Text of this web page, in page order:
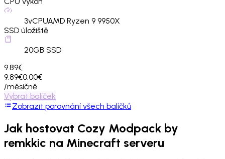
3vCPUAMD Ryzen 9 9950X
SSD úložiště
20GB SSD
9.89€
9.89€0.00€
/měsíčně
Vybrat balíček
Zobrazit porovnání všech balíčků
Jak hostovat Cozy Modpack by
remkkic na Minecraft serveru